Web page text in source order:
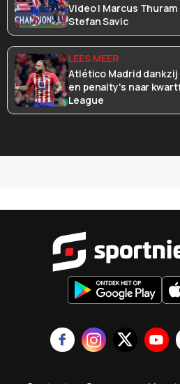
Video | Marcus
Stefan Savic
Atlético Madrid dankzij
en penalty's naar
League